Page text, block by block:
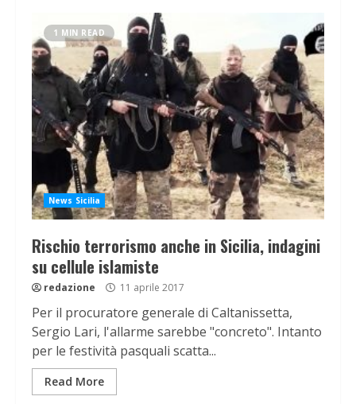
1 MIN READ
News Sicilia
Rischio terrorismo anche in Sicilia, indagini
su cellule islamiste
redazione 11 aprile 2017
Per il procuratore generale di Caltanissetta,
Sergio Lari, l'allarme sarebbe "concreto". Intanto
per le festività pasquali scatta...
Read More